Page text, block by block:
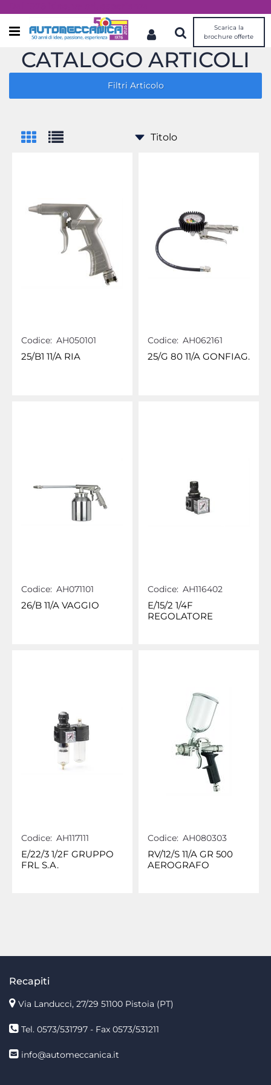
Open menu
Scarica la
brochure offerte
CATALOGO ARTICOLI
Filtri Articolo
Codice: AH050101
25/B1 11/A RIA
Codice: AH062161
25/G 80 11/A GONFIAG.
Codice: AH071101
26/B 11/A VAGGIO
Codice: AH116402
E/15/2 1/4F
REGOLATORE
Codice: AH117111
E/22/3 1/2F GRUPPO
FRL S.A.
Codice: AH080303
RV/12/S 11/A GR 500
AEROGRAFO
Recapiti
Via Landucci, 27/29 51100 Pistoia (PT)
Tel. 0573/531797 - Fax 0573/531211
info@automeccanica.it